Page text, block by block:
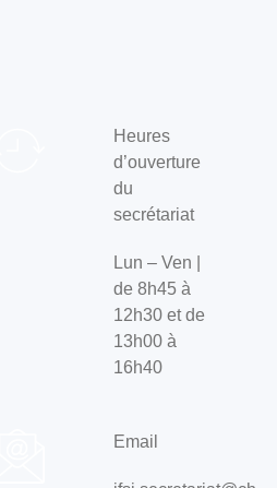
Heures
d’ouverture
du
secrétariat
Lun – Ven |
de 8h45 à
12h30 et de
13h00 à
16h40
Email